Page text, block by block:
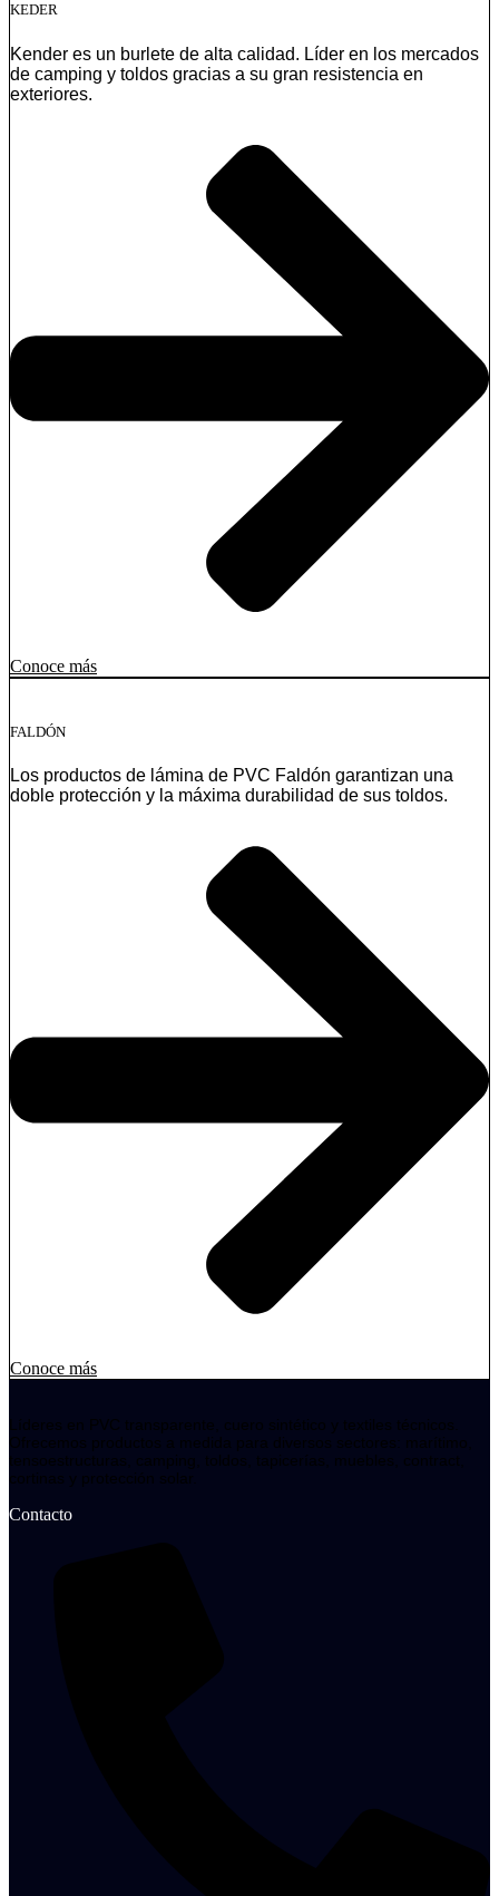
KEDER
Kender es un burlete de alta calidad. Líder en los mercados
de camping y toldos gracias a su gran resistencia en
exteriores.
Conoce más
FALDÓN
Los productos de lámina de PVC Faldón garantizan una
doble protección y la máxima durabilidad de sus toldos.
Conoce más
Contacto